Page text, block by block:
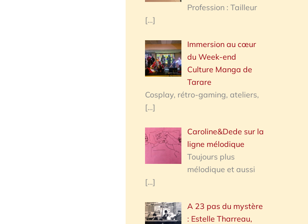
Profession : Tailleur
[…]
Immersion au cœur
du Week-end
Culture Manga de
Tarare
Cosplay, rétro-gaming, ateliers,
[…]
Caroline&Dede sur la
ligne mélodique
Toujours plus
mélodique et aussi
[…]
A 23 pas du mystère
: Estelle Tharreau,